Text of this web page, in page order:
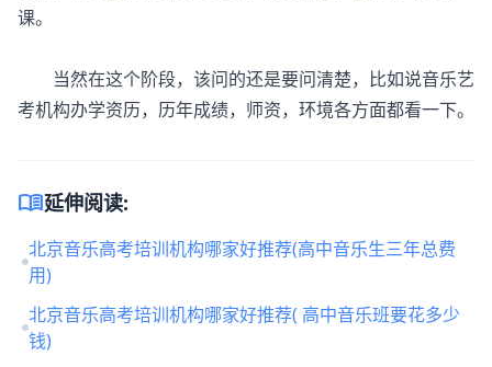
课。
当然在这个阶段，该问的还是要问清楚，比如说音乐艺
考机构办学资历，历年成绩，师资，环境各方面都看一下。
menu_book延伸阅读:
北京音乐高考培训机构哪家好推荐(高中音乐生三年总费
用)
北京音乐高考培训机构哪家好推荐( 高中音乐班要花多少
钱)